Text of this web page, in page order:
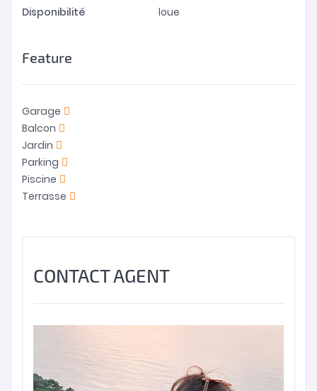
Disponibilité
loue
Feature
Garage
Balcon
Jardin
Parking
Piscine
Terrasse
CONTACT AGENT